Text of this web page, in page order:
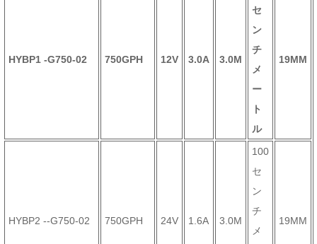
HYBP1 -G750-02 750GPH 12V 3.0A 3.0M
セ
ン
チ
メ
ー
ト
ル
19MM
HYBP2 --G750-02 750GPH 24V 1.6A 3.0M
100
セ
ン
チ
メ
19MM